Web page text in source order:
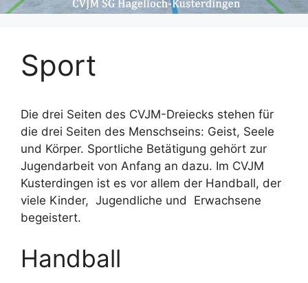
Sport
Die drei Seiten des CVJM-Dreiecks stehen für
die drei Seiten des Menschseins: Geist, Seele
und Körper. Sportliche Betätigung gehört zur
Jugendarbeit von Anfang an dazu. Im CVJM
Kusterdingen ist es vor allem der Handball, der
viele Kinder, Jugendliche und Erwachsene
begeistert.
Handball